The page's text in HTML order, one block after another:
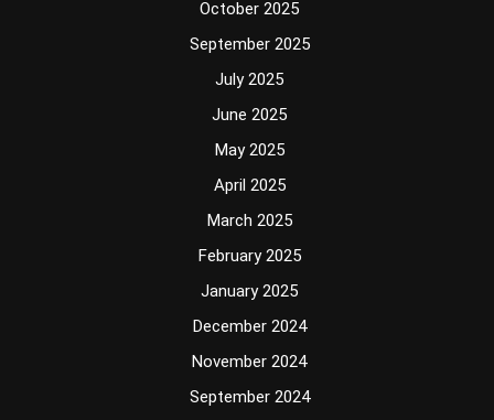
October 2025
September 2025
July 2025
June 2025
May 2025
April 2025
March 2025
February 2025
January 2025
December 2024
November 2024
September 2024